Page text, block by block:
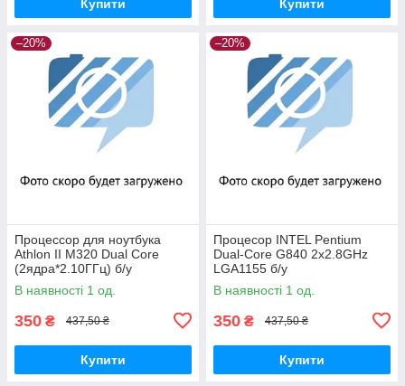
Купити Купити
–20%
Процессор для ноутбука
Athlon II M320 Dual Core
(2ядра*2.10ГГц) б/у
В наявності 1 од.
350 ₴ 437,50 ₴
Купити
–20%
Процесор INTEL Pentium
Dual-Core G840 2х2.8GHz
LGA1155 б/у
В наявності 1 од.
350 ₴ 437,50 ₴
Купити